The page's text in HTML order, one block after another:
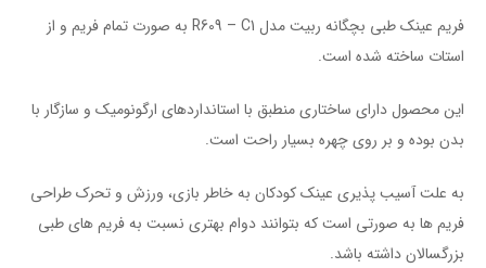
فریم عینک طبی بچگانه ربیت مدل R609 – C1 به صورت تمام فریم و از
استات ساخته شده است.
این محصول دارای ساختاری منطبق با استاندارد‌های ارگونومیک و سازگار با
بدن بوده و بر روی چهره بسیار راحت است.
به علت آسیب پذیری عینک کودکان به خاطر بازی، ورزش و تحرک طراحی
فریم ها به صورتی است که بتوانند دوام بهتری نسبت به فریم های طبی
بزرگسالان داشته باشد.